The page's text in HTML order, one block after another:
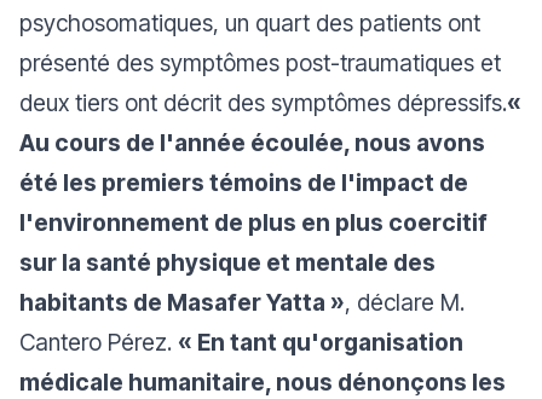
psychosomatiques, un quart des patients ont
présenté des symptômes post-traumatiques et
deux tiers ont décrit des symptômes dépressifs.«
Au cours de l'année écoulée, nous avons
été les premiers témoins de l'impact de
l'environnement de plus en plus coercitif
sur la santé physique et mentale des
habitants de Masafer Yatta », déclare M.
Cantero Pérez. « En tant qu'organisation
médicale humanitaire, nous dénonçons les